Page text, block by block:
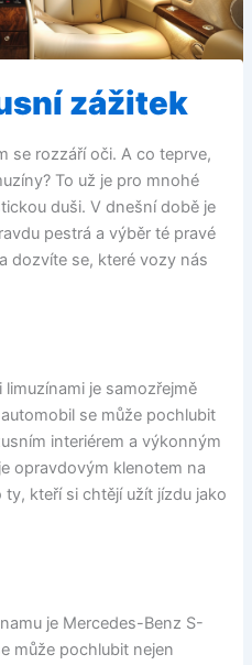
zážitek
se rozzáří oči. A co teprve,
To už je pro mnohé
duši. V dnešní době je
pestrá a výběr té pravé
dozvíte se, které vozy nás
je samozřejmě
se může pochlubit
interiérem a výkonným
opravdovým klenotem na
kteří si chtějí užít jízdu jako
je Mercedes-Benz S-
může pochlubit nejen